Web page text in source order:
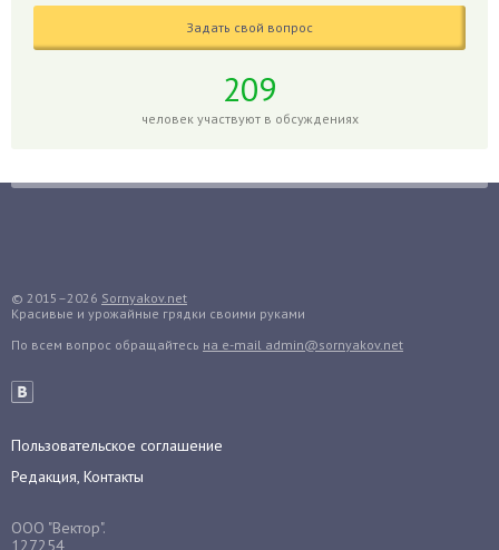
Годжи
Голубика
Гуава
Гузмания
Дайкон
Дендробиум
Денежное дерево
Драцена
Задать свой вопрос
209
человек участвуют в обсуждениях
© 2015–2026 Sornyakov.net
Красивые и урожайные грядки своими руками
По всем вопрос обращайтесь на e-mail admin@sornyakov.net
Пользовательское соглашение
Редакция, Контакты
ООО "Вектор".
127254,